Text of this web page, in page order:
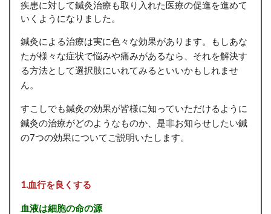
疾患に対して鍼灸治療も取り入れた医療の促進を進めて
いくようになりました。
鍼灸による治療は実に色々な効果があります。もしあな
たが様々な症状で悩みや痛みがあるなら、それを解決す
る方法として選択肢にいれてみるといいかもしれませ
ん。
すこしでも鍼灸の効果が皆様に知っていただけるように
鍼灸の治療がどのようなものか、是非お知らせしたい鍼
の7つの効果についてご説明いたします。
1.血行を良くする
血液は細胞の命の源